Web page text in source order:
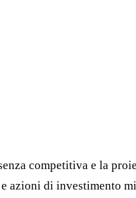
competitiva e la
azioni di investimento